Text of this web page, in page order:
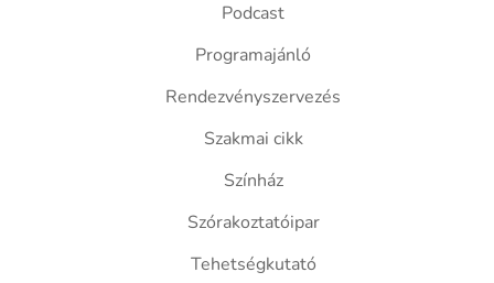
Podcast
Programajánló
Rendezvényszervezés
Szakmai cikk
Színház
Szórakoztatóipar
Tehetségkutató